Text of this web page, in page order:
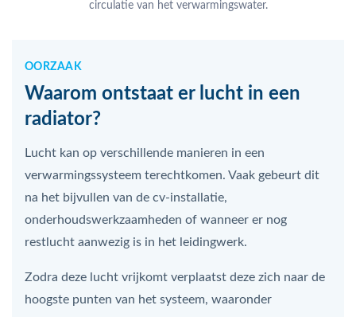
circulatie van het verwarmingswater.
OORZAAK
Waarom ontstaat er lucht in een
radiator?
Lucht kan op verschillende manieren in een
verwarmingssysteem terechtkomen. Vaak gebeurt dit
na het bijvullen van de cv-installatie,
onderhoudswerkzaamheden of wanneer er nog
restlucht aanwezig is in het leidingwerk.
Zodra deze lucht vrijkomt verplaatst deze zich naar de
hoogste punten van het systeem, waaronder